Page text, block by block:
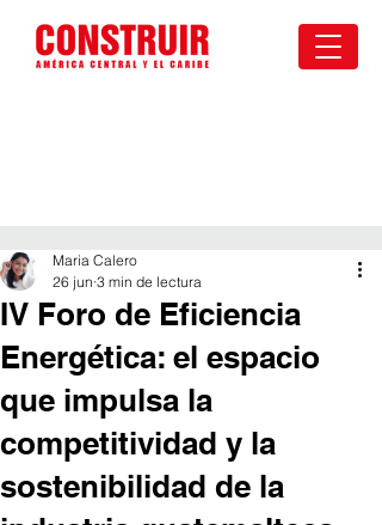
IV Foro de Eficiencia
Energética: el espacio
que impulsa la
competitividad y la
sostenibilidad de la
Maria Calero
26 jun 3 min de lectura